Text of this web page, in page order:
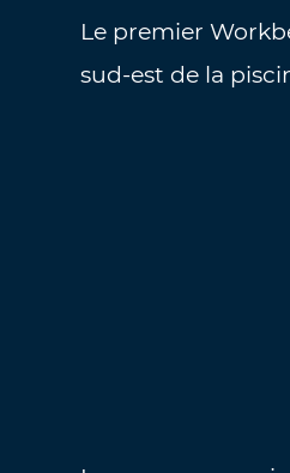
Le premier
sud-est de la